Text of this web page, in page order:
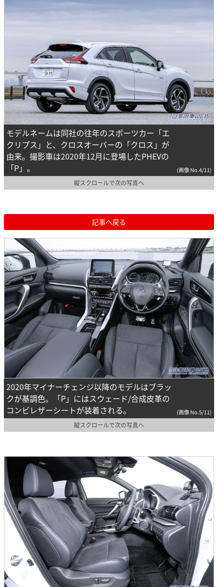
モデルネームは同社の往年のスポーツカー「エ
クリプス」と、クロスオーバーの「クロス」が
由来。撮影車は2020年12月に登場したPHEVの
「P」。
(画像 No.4/11)
縦スクロールで次の写真へ
記事へ戻る
2020年マイナーチェンジ以降のモデルはブラッ
クが基調色。「P」にはスウェード/合成皮革の
コンビレザーシートが装着される。
(画像 No.5/11)
縦スクロールで次の写真へ